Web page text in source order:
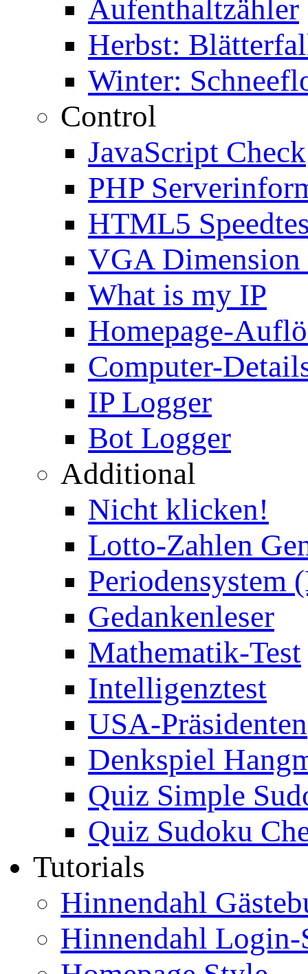
Aufenthaltzähler
Herbst:
Winter:
Control
JavaScript Check
PHP
HTML5
VGA Dimension
What is my IP
Homepage-
Computer-
IP Logger
Bot Logger
Additional
Nicht klicken!
Lotto-Zahlen
Periodensystem
Gedankenleser
Mathematik-Test
Intelligenztest
USA-Präsidenten
Denkspiel
Quiz Simple
Quiz Sudoku
Tutorials
Hinnendahl
Hinnendahl Login-